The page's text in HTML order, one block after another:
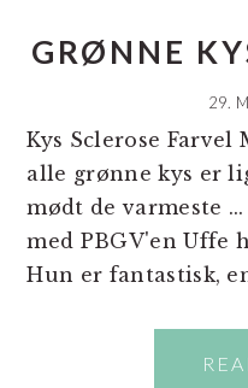
GRØNNE
29.
Kys Sclerose
alle grønne kys er
mødt de varmeste
med PBGV'en Uffe
Hun er fantastisk,